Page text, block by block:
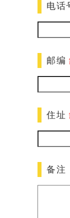
电话
邮编
住址
备注